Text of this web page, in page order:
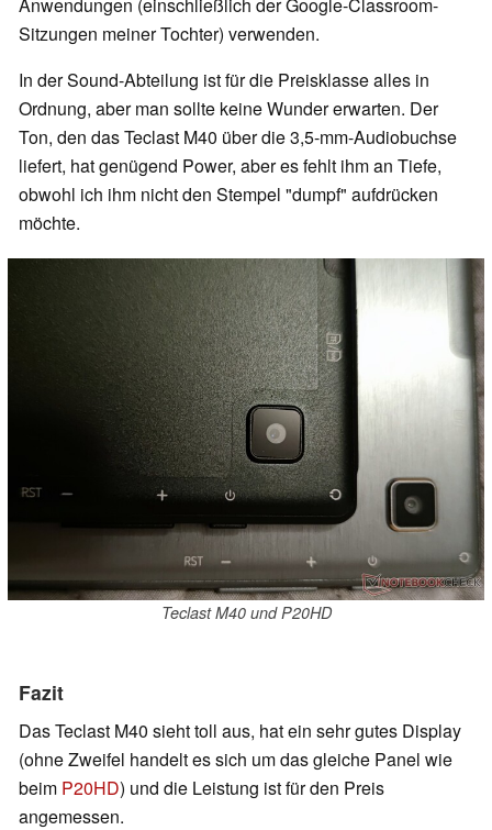
Anwendungen (einschließlich der Google-Classroom-
Sitzungen meiner Tochter) verwenden.
In der Sound-Abteilung ist für die Preisklasse alles in
Ordnung, aber man sollte keine Wunder erwarten. Der
Ton, den das Teclast M40 über die 3,5-mm-Audiobuchse
liefert, hat genügend Power, aber es fehlt ihm an Tiefe,
obwohl ich ihm nicht den Stempel "dumpf" aufdrücken
möchte.
Teclast M40 und P20HD
Fazit
Das Teclast M40 sieht toll aus, hat ein sehr gutes Display
(ohne Zweifel handelt es sich um das gleiche Panel wie
beim P20HD) und die Leistung ist für den Preis
angemessen.